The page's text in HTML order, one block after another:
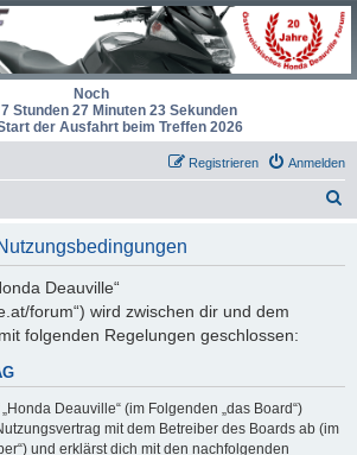
Noch
Stunden 27 Minuten 23 Sekunden
der Ausfahrt beim Treffen 2026
Anmelden
Registrieren
Deauville“
forum“) wird zwischen dir und dem
folgenden Regelungen geschlossen:
Deauville“ (im Folgenden „das Board“)
mit dem Betreiber des Boards ab (im
und erklärst dich mit den nachfolgenden